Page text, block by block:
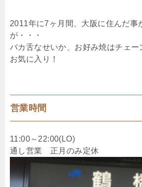
2011年に7ヶ月間、大阪に住んだ事
が・・・
バカ舌なせいか、お好み焼はチェー
お気に入り！
営業時間
11:00～22:00(LO)
通し営業 正月のみ定休